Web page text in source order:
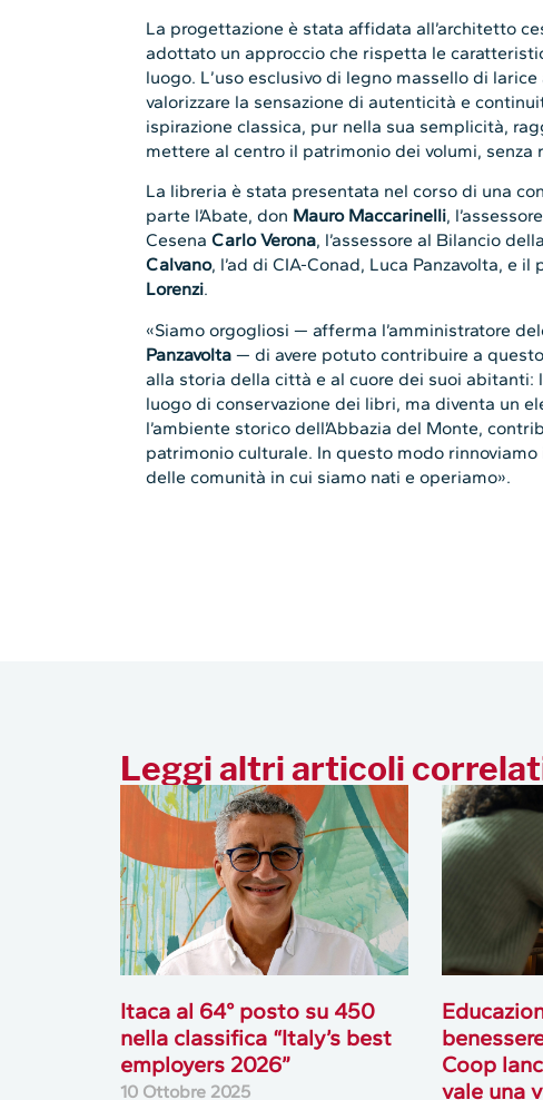
La progettazione è stata affidata all’architetto
adottato un approccio che rispetta le
luogo. L’uso esclusivo di legno massello di
valorizzare la sensazione di autenticità e
ispirazione classica, pur nella sua semplicità,
mettere al centro il patrimonio dei volumi,
La libreria è stata presentata nel corso di una
parte l’Abate, don Mauro Maccarinelli,
CesenaCarlo Verona, l’assessore al Bilancio
Calvano, l’ad di CIA-Conad, Luca Panzavolta, e
Lorenzi.
«Siamo orgogliosi — afferma l’amministratore
Panzavolta — di avere potuto contribuire a
alla storia della città e al cuore dei suoi abitanti:
luogo di conservazione dei libri, ma diventa un
l’ambiente storico dell’Abbazia del Monte,
patrimonio culturale. In questo modo
delle comunità in cui siamo nati e operiamo».
Leggi altri articoli
Itaca al 64° posto su 450
nella classifica “Italy’s best
employers 2026”
10 Ottobre 2025
Coop
vale una